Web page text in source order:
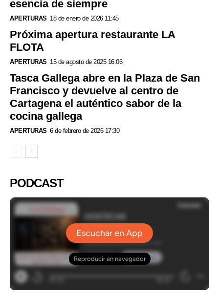
esencia de siempre
APERTURAS 18 de enero de 2026 11:45
Próxima apertura restaurante LA
FLOTA
APERTURAS 15 de agosto de 2025 16:06
Tasca Gallega abre en la Plaza de San
Francisco y devuelve al centro de
Cartagena el auténtico sabor de la
cocina gallega
APERTURAS 6 de febrero de 2026 17:30
PODCAST